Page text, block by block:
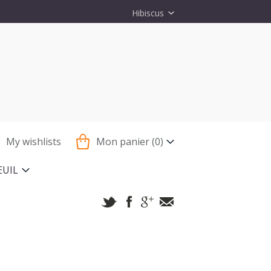
Mon panier(0)
Hibiscus
My wishlists